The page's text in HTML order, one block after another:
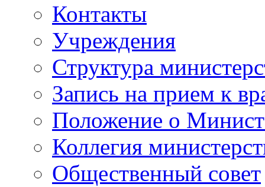
Контакты
Учреждения
Структура
Запись на прием к
Положение о
Коллегия
Общественный совет